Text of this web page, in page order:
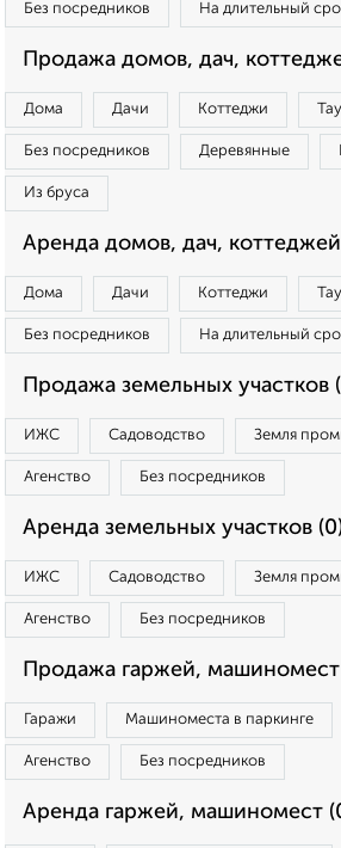
Без посредников На длительный
Продажа домов, дач,
Дома Дачи Коттеджи
Без посредников Деревянные
Из бруса
Аренда домов, дач,
Дома Дачи Коттеджи
Без посредников На длительный
Продажа земельных участков
ИЖС Садоводство Земля
Агенство Без посредников
Аренда земельных участков
ИЖС Садоводство Земля
Агенство Без посредников
Продажа гаржей, машиномест
Гаражи Машиноместа в паркинге
Агенство Без посредников
Аренда гаржей, машиномест